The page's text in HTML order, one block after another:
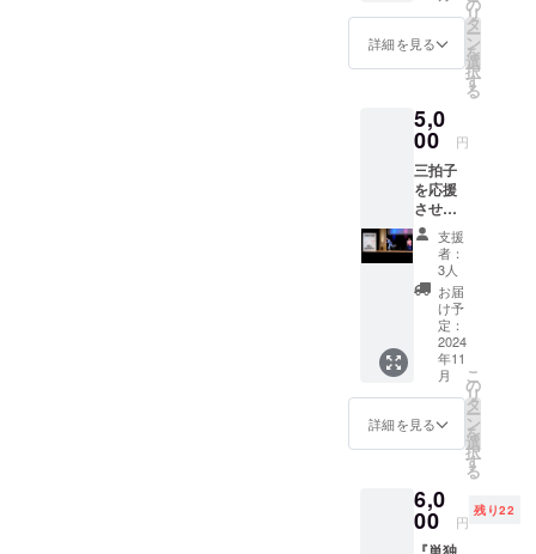
をメー
ルにて
致しま
す。 ※
ケット
お渡し
方法な
ど、
メール
でご連
絡を担
当より
させて
いただ
きま
す。
詳細を見る
リ
タ
ー
ン
を
選
択
す
る
5,0
00 円
三拍子
を応援
させ
て！！
三拍子
から2分
間のお
礼メッ
セージ
動画を
送らせ
ていた
だきま
す。 ※
動画の
お渡し
ど、
メール
でご連
支援
者：
3人
お届
け予
定：
2024
年11
月
詳細を見る
こ
の
リ
タ
ー
ン
を
選
択
す
る
6,0
00 円
残り22